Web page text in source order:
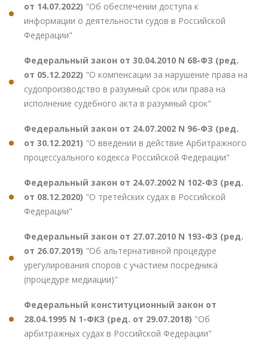
от 14.07.2022) "Об обеспечении доступа к
информации о деятельности судов в Российской
Федерации"
Федеральный закон от 30.04.2010 N 68-ФЗ (ред.
от 05.12.2022) "О компенсации за нарушение права на
судопроизводство в разумный срок или права на
исполнение судебного акта в разумный срок"
Федеральный закон от 24.07.2002 N 96-ФЗ (ред.
от 30.12.2021) "О введении в действие Арбитражного
процессуального кодекса Российской Федерации"
Федеральный закон от 24.07.2002 N 102-ФЗ (ред.
от 08.12.2020) "О третейских судах в Российской
Федерации"
Федеральный закон от 27.07.2010 N 193-ФЗ (ред.
от 26.07.2019) "Об альтернативной процедуре
урегулирования споров с участием посредника
(процедуре медиации)"
Федеральный конституционный закон от
28.04.1995 N 1-ФКЗ (ред. от 29.07.2018) "Об
арбитражных судах в Российской Федерации"